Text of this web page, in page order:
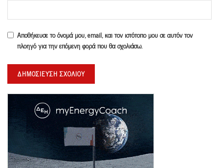
Αποθήκευσε το όνομά μου, email, και τον ιστότοπο μου σε αυτόν τον
πλοηγό για την επόμενη φορά που θα σχολιάσω.